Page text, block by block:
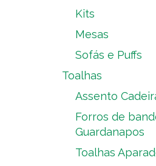
Kits
Mesas
Sofás e Puffs
Toalhas
Assento
Forros de
Guardanapos
Toalhas